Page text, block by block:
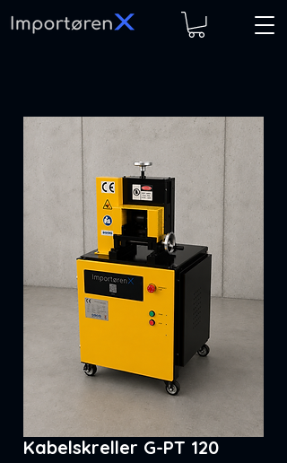
Kabelskreller G-PT 120